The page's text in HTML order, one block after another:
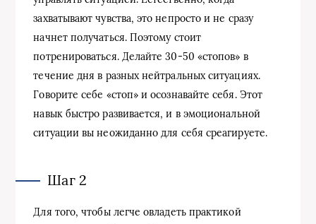
захватывают чувства, это непросто и не сразу
начнет получаться. Поэтому стоит
потренироваться. Делайте 30-50 «стопов» в
течение дня в разных нейтральных ситуациях.
Говорите себе «стоп» и осознавайте себя. Этот
навык быстро развивается, и в эмоциональной
ситуации вы неожиданно для себя среагируете.
Шаг 2
Для того, чтобы легче овладеть практикой